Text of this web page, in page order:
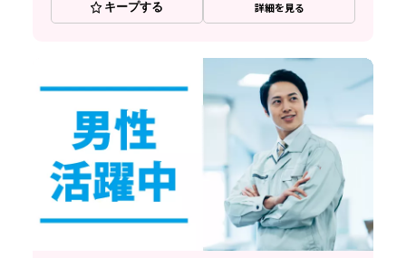
キープする 詳細を見る